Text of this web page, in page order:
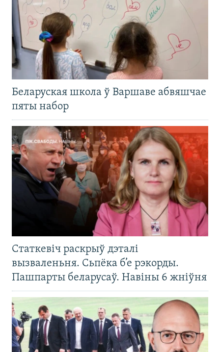
Беларуская школа ў Варшаве абвяшчае
пяты набор
Статкевіч раскрыў дэталі
вызваленьня. Сьпёка б’е рэкорды.
Пашпарты беларусаў. Навіны 6 жніўня